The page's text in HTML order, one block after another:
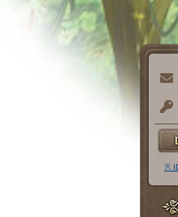
メ
ー
ル
ア
ド
パ
ス
ー
※